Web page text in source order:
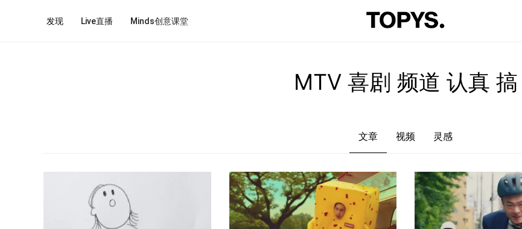
发现 Live直播 Minds创意课堂
文章 视频 灵感